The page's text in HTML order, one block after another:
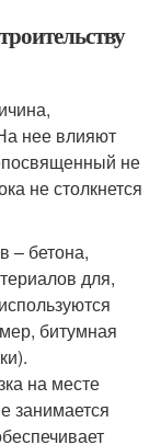
нее влияют
не
не столкнется
– бетона,
для,
битумная
на месте
занимается